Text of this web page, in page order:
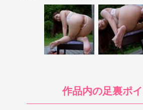
ェラをしている最中にM字開脚の足裏が
ったり、窓のモザイクが被っていたりと
が、19:18のフェラシーンの足裏はそこそ
スメ。一部足裏全体が見られ、最後はつ
見られたりで、トータル25秒とある程度
では無いものの、一部モザイクが除去さ
味深い点です。普通ならそのままモザイ
作品内の足裏ポ